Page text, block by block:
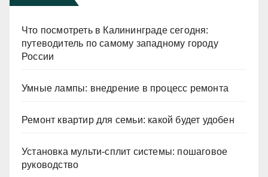
Что посмотреть в Калининграде сегодня:
путеводитель по самому западному городу
России
Умные лампы: внедрение в процесс ремонта
Ремонт квартир для семьи: какой будет удобен
Установка мульти-сплит системы: пошаговое
руководство